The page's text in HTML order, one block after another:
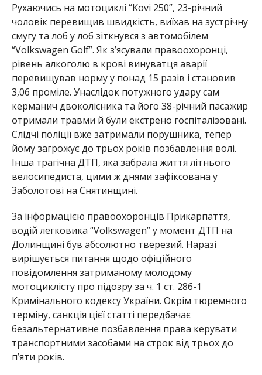
Рухаючись на мотоциклі “Kovi 250”, 23-річний
чоловік перевищив швидкість, виїхав на зустрічну
смугу та лоб у лоб зіткнувся з автомобілем
“Volkswagen Golf”. Як з’ясували правоохоронці,
рівень алкоголю в крові винуватця аварії
перевищував норму у понад 15 разів і становив
3,06 проміле. Унаслідок потужного удару сам
керманич двоколісника та його 38-річний пасажир
отримали травми й були екстрено госпіталізовані.
Слідчі поліції вже затримали порушника, тепер
йому загрожує до трьох років позбавлення волі.
Інша трагічна ДТП, яка забрала життя літнього
велосипедиста, цими ж днями зафіксована у
Заболотові на Снятинщині.
За інформацією правоохоронців Прикарпаття,
водій легковика “Volkswagen” у момент ДТП на
Долинщині був абсолютно тверезий. Наразі
вирішується питання щодо офіційного
повідомлення затриманому молодому
мотоциклісту про підозру за ч. 1 ст. 286-1
Кримінального кодексу України. Окрім тюремного
терміну, санкція цієї статті передбачає
безальтернативне позбавлення права керувати
транспортними засобами на строк від трьох до
п’яти років.